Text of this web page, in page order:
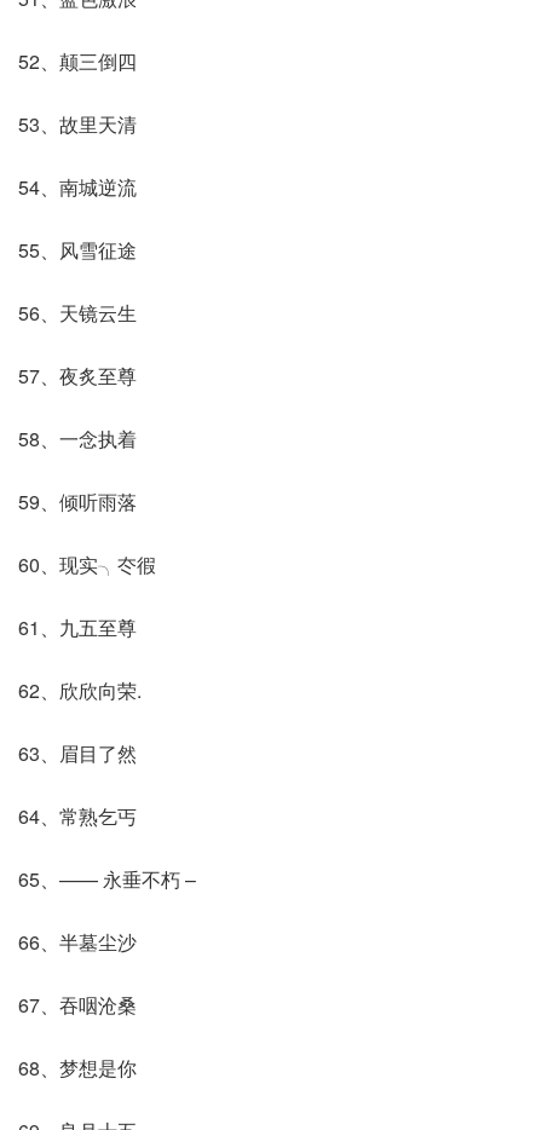
52、颠三倒四
53、故里天清
54、南城逆流
55、风雪征途
56、天镜云生
57、夜炙至尊
58、一念执着
59、倾听雨落
60、现实╮冭徦
61、九五至尊
62、欣欣向荣.
63、眉目了然
64、常熟乞丐
65、—— 永垂不朽 –
66、半墓尘沙
67、吞咽沧桑
68、梦想是你